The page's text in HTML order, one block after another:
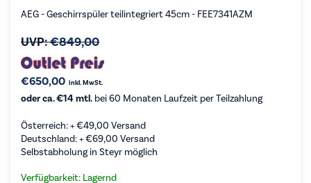
AEG - Geschirrspüler teilintegriert 45cm - FEE7341AZM
UVP:€849,00
€650,00 inkl. MwSt.
oder ca. €14 mtl. bei 60 Monaten Laufzeit per Teilzahlung
Österreich: +€49,00 Versand
Deutschland: +€69,00 Versand
Selbstabholung in Steyr möglich
Verfügbarkeit: Lagernd